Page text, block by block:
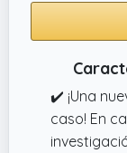
✔️ ¡Una
caso! En